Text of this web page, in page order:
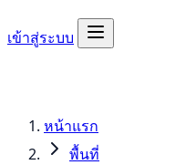
เข้าสู่ระบบ
หน้าแรก
พื้นที่